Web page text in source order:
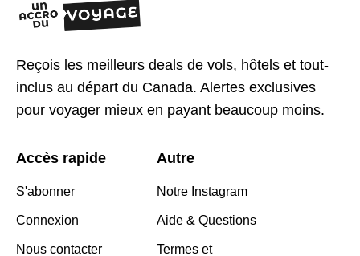
Reçois les meilleurs deals de vols, hôtels et tout-
inclus au départ du Canada. Alertes exclusives
pour voyager mieux en payant beaucoup moins.
Accès rapide
S'abonner
Connexion
Nous contacter
Autre
Notre Instagram
Aide & Questions
Termes et